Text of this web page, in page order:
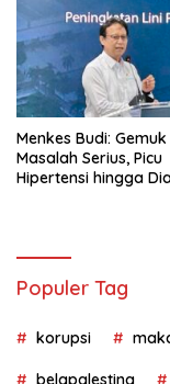
Menkes Budi:
Masalah Serius, Picu
Hipertensi hingga
Populer Tag
korupsi
belapalestina